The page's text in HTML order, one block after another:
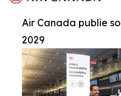
Air Canada publie
2029